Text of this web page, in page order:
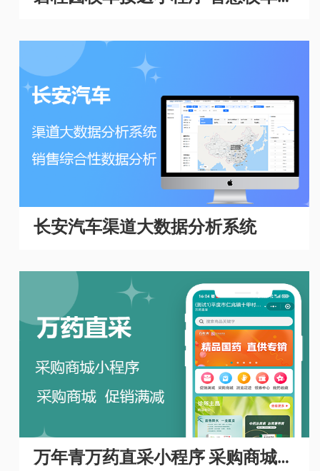
理系统
长安汽车渠道大数据分析系统
万年青万药直采小程序 采购商城A